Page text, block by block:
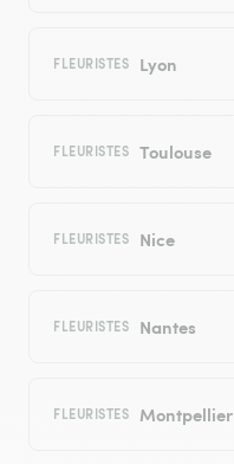
FLEURISTES Lyon
FLEURISTES Toulouse
FLEURISTES Nice
FLEURISTES Nantes
FLEURISTES Montpellier